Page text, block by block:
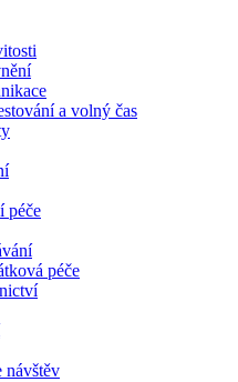
a volný čas
péče
péče
návštěv